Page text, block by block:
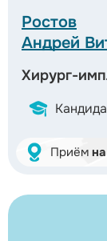
Ростов
Андрей
Хирург-
Приём